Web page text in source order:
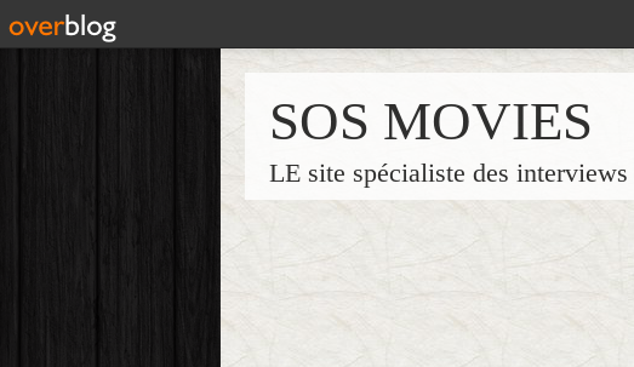
SOS MOVIES
LE site spécialiste des